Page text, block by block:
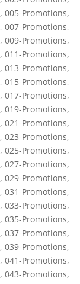
, 005-Promotions,
, 007-Promotions,
, 009-Promotions,
, 011-Promotions,
, 013-Promotions,
, 015-Promotions,
, 017-Promotions,
, 019-Promotions,
, 021-Promotions,
, 023-Promotions,
, 025-Promotions,
, 027-Promotions,
, 029-Promotions,
, 031-Promotions,
, 033-Promotions,
, 035-Promotions,
, 037-Promotions,
, 039-Promotions,
, 041-Promotions,
, 043-Promotions,